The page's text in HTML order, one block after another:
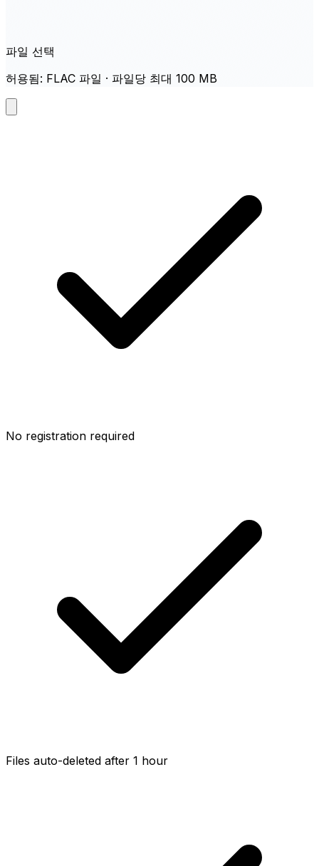
파일 선택
허용됨: FLAC 파일 · 파일당 최대 100 MB
No registration required
Files auto-deleted after 1 hour